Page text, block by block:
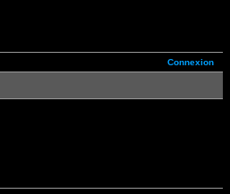
Connexion